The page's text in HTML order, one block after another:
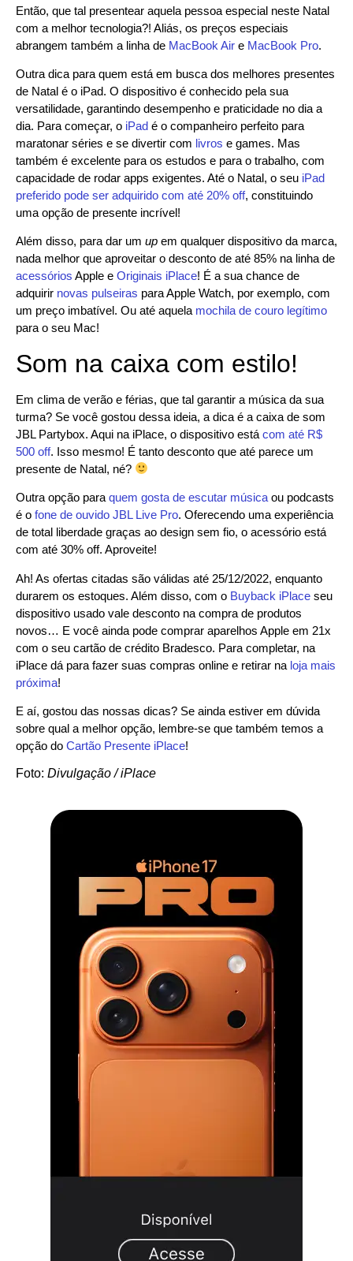
Então, que tal presentear aquela pessoa especial neste Natal
com a melhor tecnologia?! Aliás, os preços especiais
abrangem também a linha de MacBook Air e MacBook Pro.
Outra dica para quem está em busca dos melhores presentes
de Natal é o iPad. O dispositivo é conhecido pela sua
versatilidade, garantindo desempenho e praticidade no dia a
dia. Para começar, o iPad é o companheiro perfeito para
maratonar séries e se divertir com livros e games. Mas
também é excelente para os estudos e para o trabalho, com
capacidade de rodar apps exigentes. Até o Natal, o seu iPad
preferido pode ser adquirido com até 20% off, constituindo
uma opção de presente incrível!
Além disso, para dar um up em qualquer dispositivo da marca,
nada melhor que aproveitar o desconto de até 85% na linha de
acessórios Apple e Originais iPlace! É a sua chance de
adquirir novas pulseiras para Apple Watch, por exemplo, com
um preço imbatível. Ou até aquela mochila de couro legítimo
para o seu Mac!
Som na caixa com estilo!
Em clima de verão e férias, que tal garantir a música da sua
turma? Se você gostou dessa ideia, a dica é a caixa de som
JBL Partybox. Aqui na iPlace, o dispositivo está com até R$
500 off. Isso mesmo! É tanto desconto que até parece um
presente de Natal, né?
Outra opção para quem gosta de escutar música ou podcasts
é o fone de ouvido JBL Live Pro. Oferecendo uma experiência
de total liberdade graças ao design sem fio, o acessório está
com até 30% off. Aproveite!
Ah! As ofertas citadas são válidas até 25/12/2022, enquanto
durarem os estoques. Além disso, com o Buyback iPlace seu
dispositivo usado vale desconto na compra de produtos
novos… E você ainda pode comprar aparelhos Apple em 21x
com o seu cartão de crédito Bradesco. Para completar, na
iPlace dá para fazer suas compras online e retirar na loja mais
próxima!
E aí, gostou das nossas dicas? Se ainda estiver em dúvida
sobre qual a melhor opção, lembre-se que também temos a
opção do Cartão Presente iPlace!
Foto: Divulgação / iPlace